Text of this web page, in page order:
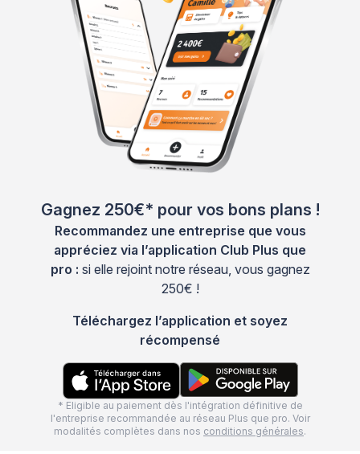
Gagnez 250€* pour vos bons plans !
Recommandez une entreprise que vous
appréciez via l’application Club Plus que
pro : si elle rejoint notre réseau, vous gagnez
250€ !
Téléchargez l’application et soyez
récompensé
* Eligible au paiement dès l'intégration définitive de
l'entreprise recommandée au réseau Plus que pro. Voir
modalités complètes dans nos conditions générales.